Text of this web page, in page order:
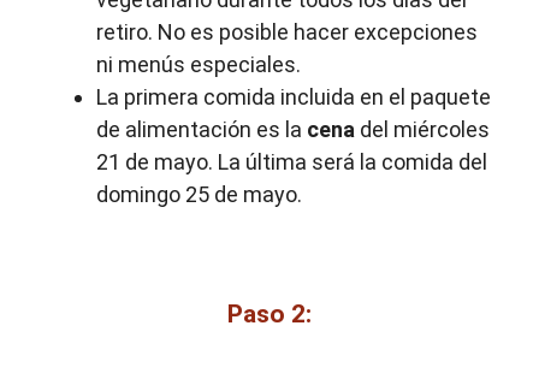
retiro. No es posible hacer excepciones
ni menús especiales.
La primera comida incluida en el paquete
de alimentación es la cena del miércoles
21 de mayo. La última será la comida del
domingo 25 de mayo.
Paso 2: